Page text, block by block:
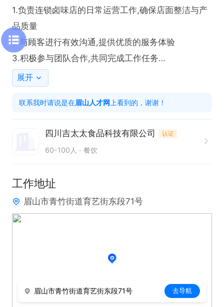
1.负责连锁卤味店的日常运营工作,确保店面整洁与产
品质量
2.与顾客进行有效沟通,提供优质的服务体验
3.积极参与团队合作,共同完成工作任务
任职要求:
2.能够适应快节奏的工作环境,保持工作效率
4、有过相关经验优先录取
展开
联系我时请说是在眉山人才网 上看到的，谢谢！
四川吉太太食品科技有限公司 认证
60-100人 餐饮
工作地址
眉山市青竹街道育艺街东段71号
眉山市青竹街道育艺街东段71号 去导航